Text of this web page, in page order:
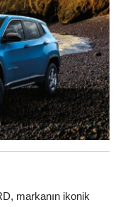
markanın ikonik